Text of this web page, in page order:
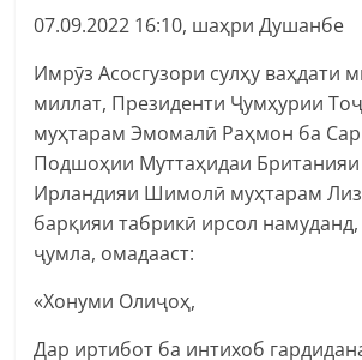
07.09.2022 16:10, шаҳри Душанбе
Имрӯз Асосгузори сулҳу ваҳдати
миллат, Президенти Ҷумҳурии
муҳтарам Эмомалӣ Раҳмон ба
Подшоҳии Муттаҳидаи
Ирландияи Шимолӣ муҳтарам Лиз
барқияи табрикӣ ирсол намуданд,
ҷумла, омадааст:
«Хонуми Олиҷоҳ,
Дар иртибот ба интихоб